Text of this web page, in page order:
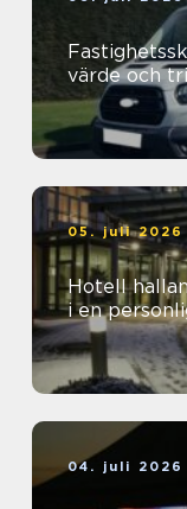
värde och
05. juli 2026
Hotell halland natur, mat och
i en
04. juli 2026